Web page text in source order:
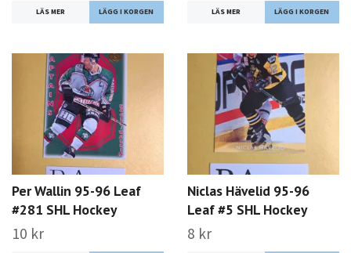
LÄS MER LÄS MER
Per Wallin 95-96 Leaf
#281 SHL Hockey
10 kr
Niclas Hävelid 95-96
Leaf #5 SHL Hockey
8 kr